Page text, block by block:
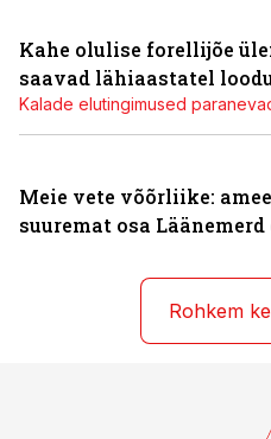
Kahe olulise forellijõe
saavad lähiaastatel
Kalade elutingimused
Meie vete võõrliike:
suuremat osa
Rohkem